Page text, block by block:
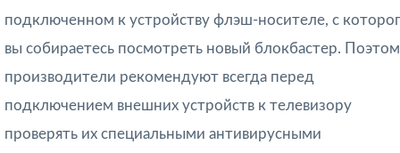
подключенном к устройству флэш-носителе, с
вы собираетесь посмотреть новый блокбастер.
производители рекомендуют всегда перед
подключением внешних устройств к телевизору
проверять их специальными антивирусными